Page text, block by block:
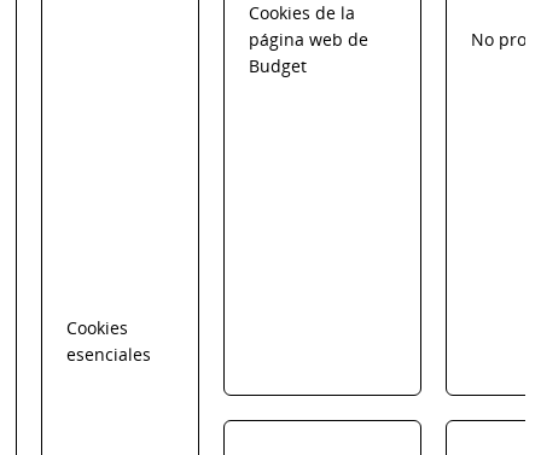
Cookies
esenciales
Cookies de la
página web de
Budget
No